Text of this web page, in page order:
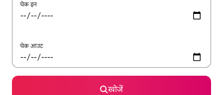
चेक इन
चेक आउट
खोजें